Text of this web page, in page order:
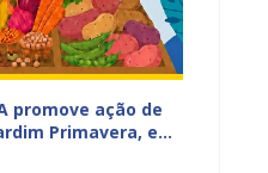
promove ação de
Primavera, em